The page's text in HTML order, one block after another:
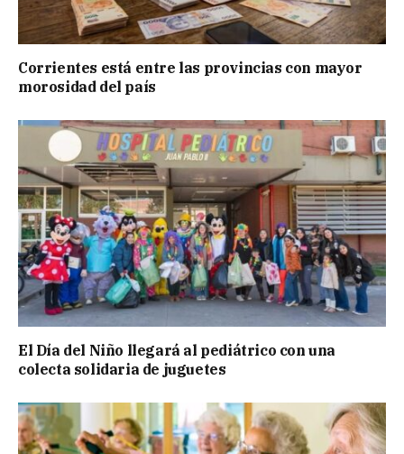
Corrientes está entre las provincias con mayor
morosidad del país
El Día del Niño llegará al pediátrico con una
colecta solidaria de juguetes